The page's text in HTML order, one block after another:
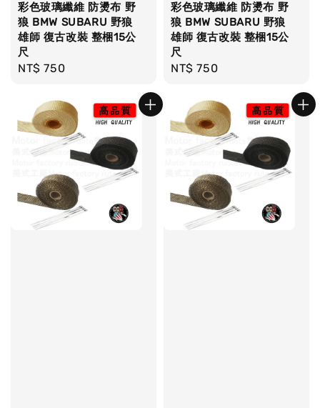
彩色玻璃纖維 防燙布 野
狼 BMW SUBARU 野狼
雄師 復古改裝 整梱15公
尺
Regular
NT$ 750
彩色玻璃纖維 防燙布 野
狼 BMW SUBARU 野狼
雄師 復古改裝 整梱15公
尺
Regular
NT$ 750